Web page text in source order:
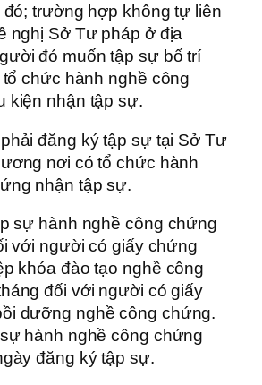
trường hợp không tự liên
nghị Sở Tư pháp ở địa
đó muốn tập sự bố trí
chức hành nghề công
kiện nhận tập sự.
đăng ký tập sự tại Sở Tư
nơi có tổ chức hành
nhận tập sự.
sự hành nghề công chứng
với người có giấy chứng
khóa đào tạo nghề công
đối với người có giấy
dưỡng nghề công chứng.
hành nghề công chứng
đăng ký tập sự.